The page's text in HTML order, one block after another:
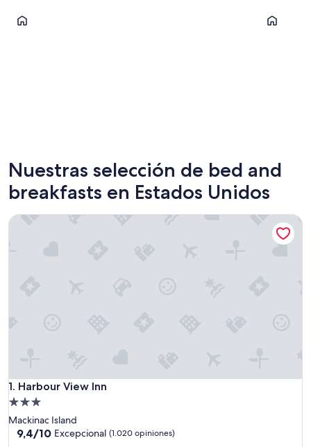
Orlando Nueva
Nuestras selección de bed and
breakfasts en Estados Unidos
1. Harbour View Inn
Harbour View Inn
Propiedad
de
3.0
Mackinac Island
9.4
9,4/10 Excepcional (1.020 opiniones)
Harbour View Inn